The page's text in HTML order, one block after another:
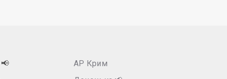
📢
АР Крим